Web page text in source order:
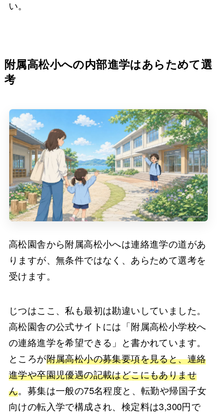
い。
附属高松小への内部進学はあらためて選
考
高松園舎から附属高松小へは連絡進学の道があ
りますが、無条件ではなく、あらためて選考を
受けます。
じつはここ、私も最初は勘違いしていました。
高松園舎の公式サイトには「附属高松小学校へ
の連絡進学を希望できる」と書かれています。
ところが附属高松小の募集要項を見ると、連絡
進学や卒園児優遇の記載はどこにもありませ
ん。募集は一般の75名程度と、転勤や帰国子女
向けの転入学で構成され、検定料は3,300円で